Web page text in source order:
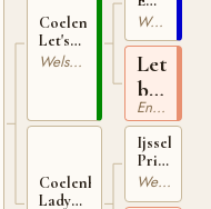
Coelenhage's
Let's
Be theWelsh Partbred
Coelenhage's
Lady
STB-
B
14125
Welshponny
Let's
be
Better
xx
Engelskt Fullblod
Primeur
11742Welshponny